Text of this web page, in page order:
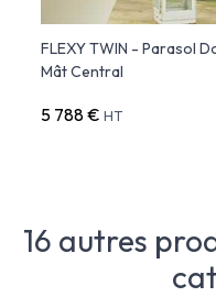
FLEXY TWIN - Parasol
Mât Central
5 788 € HT
16 autres